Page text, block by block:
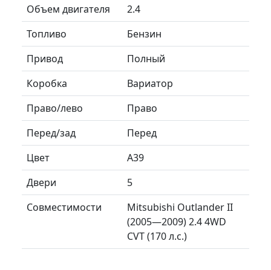
Объем двигателя
2.4
Топливо
Бензин
Привод
Полный
Коробка
Вариатор
Право/лево
Право
Перед/зад
Перед
Цвет
A39
Двери
5
Совместимости
Mitsubishi Outlander II
(2005—2009) 2.4 4WD
CVT (170 л.с.)